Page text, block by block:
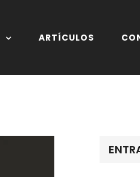
ARTÍCULOS